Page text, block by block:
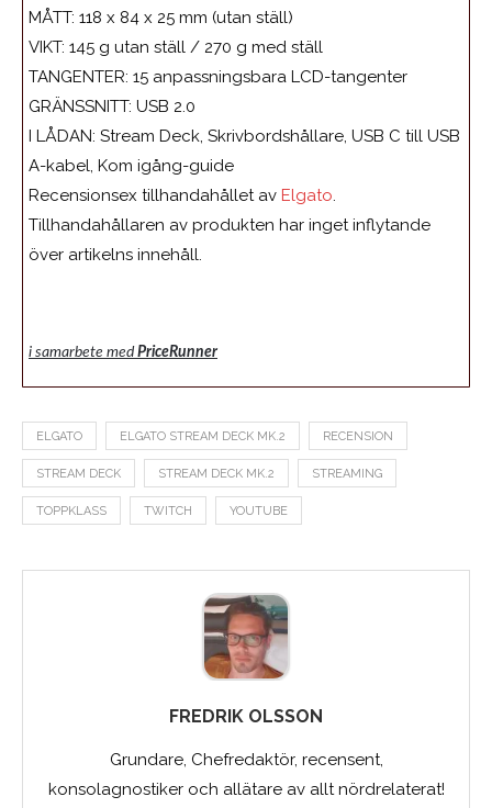
MÅTT: 118 x 84 x 25 mm (utan ställ)
VIKT: 145 g utan ställ / 270 g med ställ
TANGENTER: 15 anpassningsbara LCD-tangenter
GRÄNSSNITT: USB 2.0
I LÅDAN: Stream Deck, Skrivbordshållare, USB C till USB
A-kabel, Kom igång-guide
Recensionsex tillhandahållet av Elgato.
Tillhandahållaren av produkten har inget inflytande
över artikelns innehåll.
i samarbete medPriceRunner
ELGATO ELGATO STREAM DECK MK.2 RECENSION
STREAM DECK STREAM DECK MK.2 STREAMING
TOPPKLASS TWITCH YOUTUBE
FREDRIK OLSSON
Grundare, Chefredaktör, recensent,
konsolagnostiker och allätare av allt nördrelaterat!